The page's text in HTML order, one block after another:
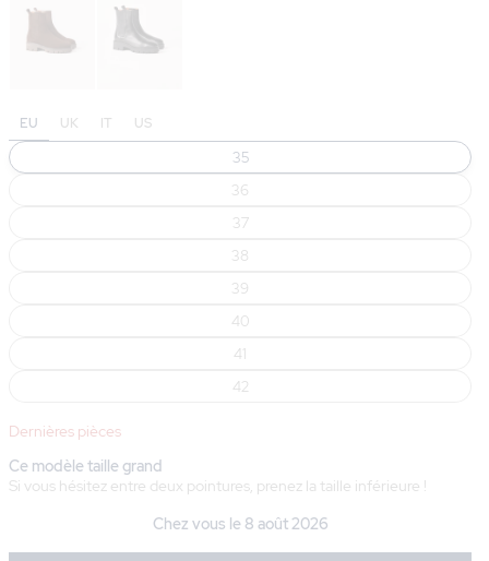
modale
EU UK IT US
35
36
37
38
39
40
41
42
Dernières pièces
Ce modèle taille grand
Si vous hésitez entre deux pointures, prenez la taille inférieure !
Chez vous le 8 août 2026